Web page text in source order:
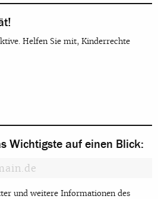
Helfen Sie mit, Kinderrechte
Wichtigste auf einen Blick:
und weitere Informationen des